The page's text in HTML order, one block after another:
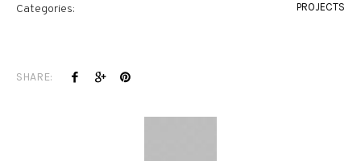
Categories: PROJECTS
SHARE: